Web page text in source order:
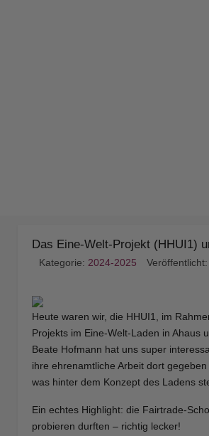
Das Eine-Welt-Projekt (HHUI1)
Kategorie:2024-2025
Heute waren wir, die HHUI1, im
Projekts im Eine-Welt-Laden in Ahaus
Beate Hofmann hat uns super
ihre ehrenamtliche Arbeit dort
was hinter dem Konzept des Ladens
Ein echtes Highlight: die Fairtrade-
probieren durften – richtig lecker!